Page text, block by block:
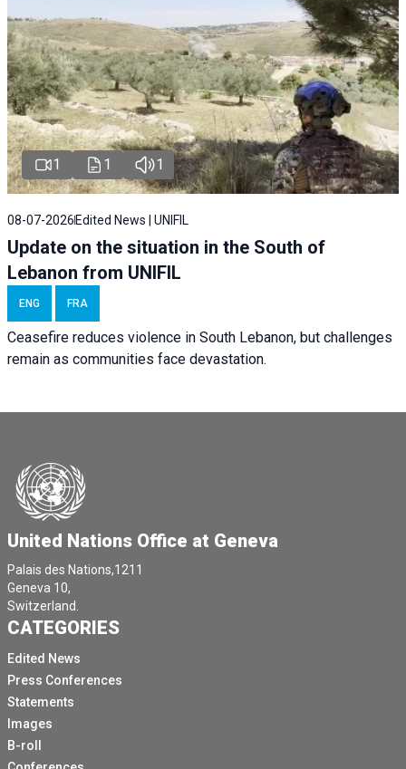
1 1 1
08-07-2026 Edited News | UNIFIL
Update on the situation in the South of
Lebanon from UNIFIL
ENG FRA
Ceasefire reduces violence in South Lebanon, but challenges
remain as communities face devastation.
United Nations Office at Geneva
Palais des Nations,1211
Geneva 10,
Switzerland.
CATEGORIES
Edited News
Press Conferences
Statements
Images
B-roll